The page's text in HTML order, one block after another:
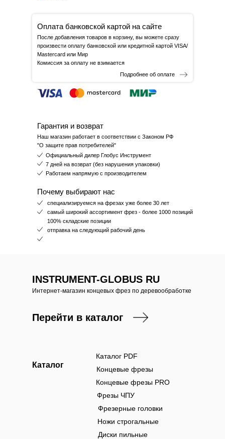
Оплата банковской картой на сайте
После добавления товаров в корзину, вы можете сразу
произвести оплату банковской или кредитной картой VISA/
Mastercard или Мир
Комиссия за оплату не взимается
Подробнее об оплате
Гарантия и возврат
Наш магазин работает в соответствии с Законом РФ
"О защите прав потребителей"
Почему выбирают нас
специализируемся на фрезах уже более 30 лет
самый широкий ассортимент фрез - более 1000 позиций
100% складские позиции
отправка на следующий рабочий день
Официальный дилер Глобус Инструмент
7 дней на возврат (без нарушения упаковки)
Работаем напрямую с производителем
Каталог Концевые фрезы
Каталог PDF
Концевые фрезы PRO
Фрезы ЧПУ
Фрезерные головки
Ножи строгальные
Диски пильные
INSTRUMENT-GLOBUS RU
Интернет-магазин концевых фрез по деревообработке
Перейти в каталог